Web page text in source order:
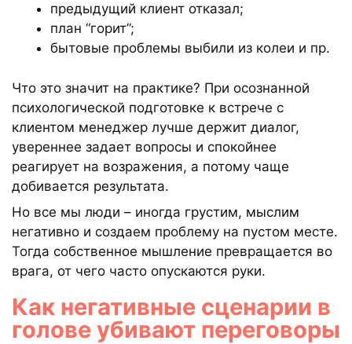
предыдущий клиент отказал;
план “горит”;
бытовые проблемы выбили из колеи и пр.
Что это значит на практике? При осознанной
психологической подготовке к встрече с
клиентом менеджер лучше держит диалог,
увереннее задает вопросы и спокойнее
реагирует на возражения, а потому чаще
добивается результата.
Но все мы люди – иногда грустим, мыслим
негативно и создаем проблему на пустом месте.
Тогда собственное мышление превращается во
врага, от чего часто опускаются руки.
Как негативные сценарии в
голове убивают переговоры